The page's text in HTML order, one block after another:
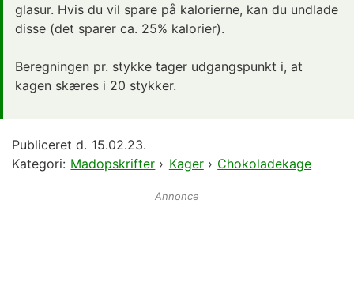
glasur. Hvis du vil spare på kalorierne, kan du undlade
disse (det sparer ca. 25% kalorier).
Beregningen pr. stykke tager udgangspunkt i, at
kagen skæres i 20 stykker.
Publiceret d. 15.02.23.
Kategori: Madopskrifter › Kager› Chokoladekage
Annonce